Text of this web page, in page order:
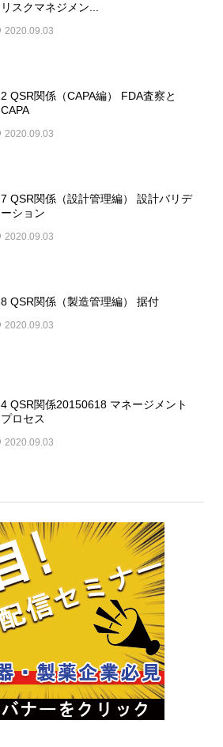
リスクマネジメン...
2020.09.03
2 QSR関係（CAPA編） FDA査察と
CAPA
2020.09.03
7 QSR関係（設計管理編） 設計バリデ
ーション
2020.09.03
8 QSR関係（製造管理編） 据付
2020.09.03
4 QSR関係20150618 マネージメント
プロセス
2020.09.03